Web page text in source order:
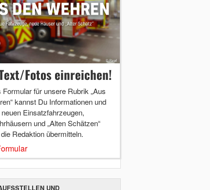
Fotos einreichen!
Formular für unsere Rubrik „Aus
kannst Du Informationen und
Einsatzfahrzeugen,
und „Alten Schätzen“
Redaktion übermitteln.
UND